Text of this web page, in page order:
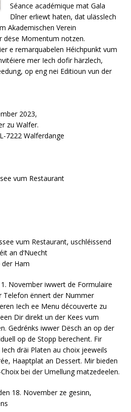
Séance académique mat Gala
Dîner erliewt haten, dat ulässlech
Akademischen Verein
dëse Momentum notzen.
e remarquabelen Héichpunkt vum
mer Iech dofir härzlech,
op eng nei Editioun vun der
2023,
zu Walfer.
7222 Walferdange
vum Restaurant
vum Restaurant, uschléissend
an d‘Nuecht
Ham
November iwwert de Formulaire
Telefon ënnert der Nummer
Iech ee Menu découverte zu
Dir direkt un der Kees vum
Gedrénks iwwer Dësch an op der
op de Stopp berechent. Fir
dräi Platen au choix jeeweils
Haaptplat an Dessert. Mir bieden
bei der Umellung matzedeelen.
18. November ze gesinn,